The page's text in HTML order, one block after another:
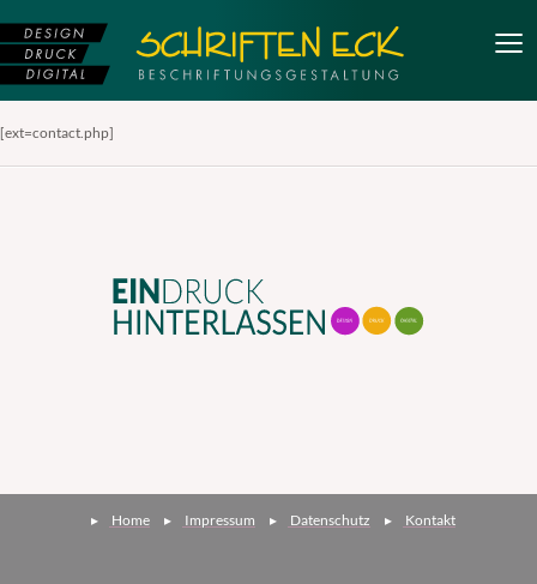
[ext=contact.php]
Home Impressum Datenschutz Kontakt